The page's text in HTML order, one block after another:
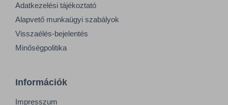
Adatkezelési tájékoztató
Alapvető munkaügyi szabályok
Visszaélés-bejelentés
Minőségpolitika
Információk
Impresszum